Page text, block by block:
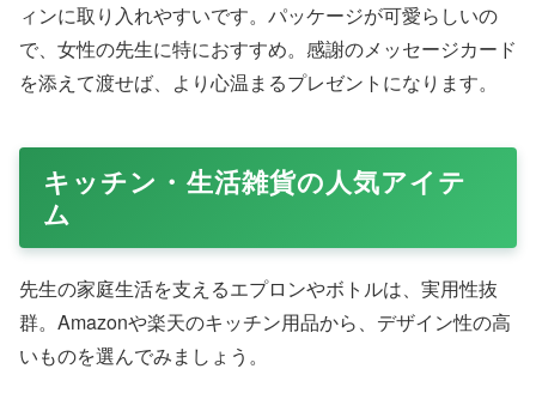
ィンに取り入れやすいです。パッケージが可愛らしいの
で、女性の先生に特におすすめ。感謝のメッセージカード
を添えて渡せば、より心温まるプレゼントになります。
キッチン・生活雑貨の人気アイテ
ム
先生の家庭生活を支えるエプロンやボトルは、実用性抜
群。Amazonや楽天のキッチン用品から、デザイン性の高
いものを選んでみましょう。